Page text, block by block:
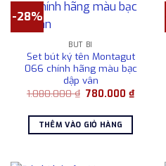
-28%
BÚT BI
Set bút ký tên Montagut
066 chính hãng màu bạc
dập vân
1.080.000₫ Giá
1.080.000 ₫.
780.000₫Giá
hiện
THÊM VÀO GIỎ HÀNG